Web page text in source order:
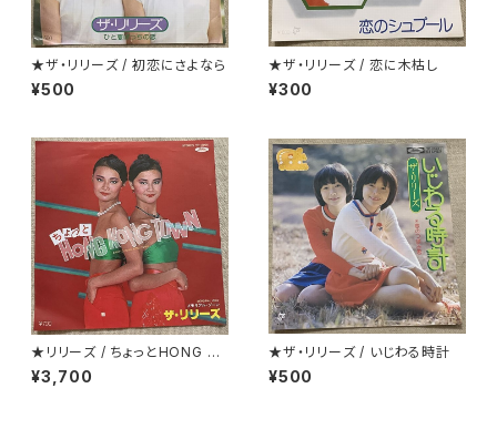
★ザ・リリーズ / 初恋にさよなら
¥500
★ザ・リリーズ / 恋に木枯し
¥300
★リリーズ / ちょっとHONG K
ONG TOWN
¥3,700
★ザ・リリーズ / いじわる時計
¥500